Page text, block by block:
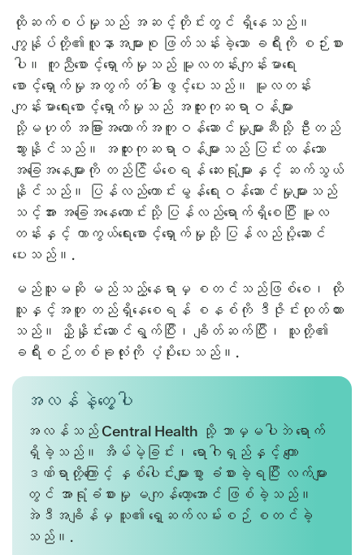
ထိုဆက်စပ်မှုသည် အဆင့်တိုင်းတွင် ရှိနေသည်။
ကျွန်ုပ်တို့၏လူနာအများစု ဖြတ်သန်းခဲ့သော ခရီးကို စဉ်းစား
ပါ။ ကူညီစောင့်ရှောက်မှုသည် မူလတန်းကျန်းမာရေး
စောင့်ရှောက်မှုအတွက် တံခါးဖွင့်ပေးသည်။ မူလတန်း
ကျန်းမာရေးစောင့်ရှောက်မှုသည် အထူးကုဆရာဝန်များ
သို့မဟုတ် အခြားအထောက်အကူဝန်ဆောင်မှုများဆီသို့ ဦးတည်
သွားနိုင်သည်။ အထူးကုဆရာဝန်များသည် ပြင်းထန်သော
အခြေအနေများကို တည်ငြိမ်စေရန် ဆေးရုံများနှင့် ဆက်သွယ်
နိုင်သည်။ ပြန်လည်ကောင်းမွန်ရေးဝန်ဆောင်မှုများသည်
သင့်အား အခြေအနေကောင်းသို့ ပြန်လည်ရောက်ရှိစေပြီး မူလ
တန်းနှင့် ကာကွယ်ရေးစောင့်ရှောက်မှုသို့ ပြန်လည်ပို့ဆောင်
ပေးသည်။.
မည်သူမဆို မည်သည့်နေရာမှ စတင်သည်ဖြစ်စေ၊ ထို
သူနှင့်အတူ တည်ရှိနေစေရန် စနစ်ကို ဒီဇိုင်းထုတ်ထား
သည်။ ညှိနှိုင်းဆောင်ရွက်ပြီး၊ ချိတ်ဆက်ပြီး၊ သူတို့၏
ခရီးစဉ်တစ်ခုလုံးကို ပံ့ပိုးပေးသည်။.
အလန်နဲ့တွေ့ပါ
အလန်သည် Central Health သို့ ဘာမှမပါဘဲ ရောက်
ရှိခဲ့သည်။ အိမ်မဲ့ခြင်း၊ ရောဂါရှည်နှင့် ကျော
ဒဏ်ရာတို့ကြောင့် နှစ်ပေါင်းများစွာ ခံစားခဲ့ရပြီး လက်များ
တွင် အာရုံခံစားမှု မကျန်တော့အောင် ဖြစ်ခဲ့သည်။
အဲဒီအချိန်မှ သူ၏ ရှေ့ဆက်လမ်းစဉ် စတင်ခဲ့
သည်။.